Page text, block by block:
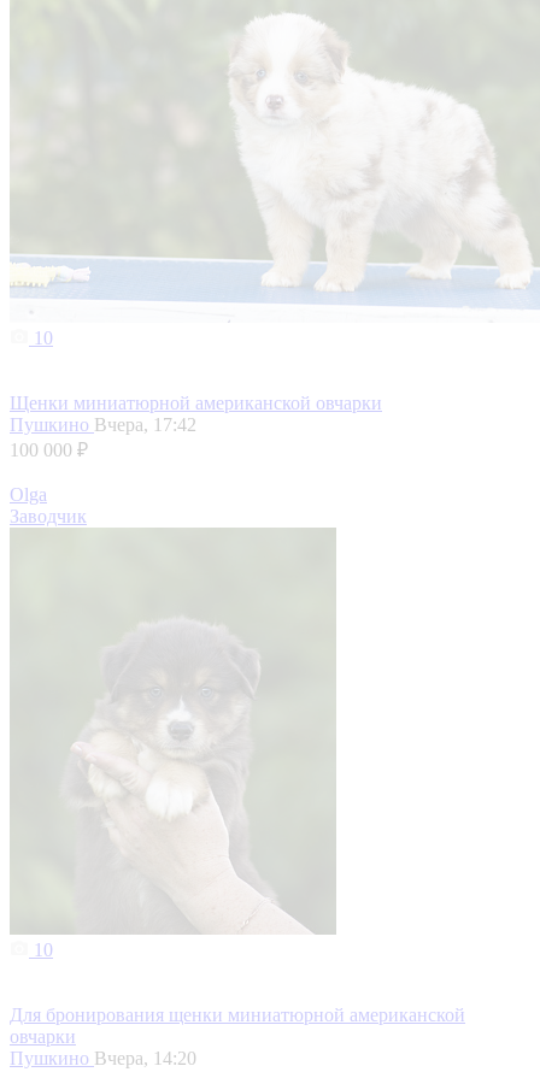
10
Щенки миниатюрной американской овчарки
Пушкино Вчера, 17:42
100 000 ₽
Olga
Заводчик
10
Для бронирования щенки миниатюрной американской
овчарки
Пушкино Вчера, 14:20